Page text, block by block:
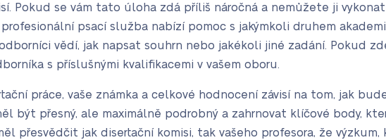
Pokud se vám tato úloha zdá příliš náročná a nemůžete ji vykonat
psací služba nabízí pomoc s jakýmkoli druhem
vědí, jak napsat souhrn nebo jakékoli jiné zadání. Pokud
s příslušnými kvalifikacemi v vašem oboru.
práce, vaše známka a celkové hodnocení závisí na tom, jak
být přesný, ale maximálně podrobný a zahrnovat klíčové body,
přesvědčit jak disertační komisi, tak vašeho profesora, že